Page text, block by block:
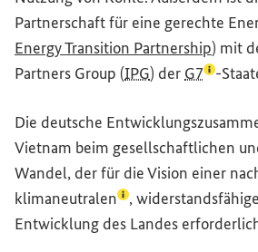
Partnerschaft für eine gerechte
Energy Transition Partnership) mit
Partners Group (IPG) der G7 -
Die deutsche
Vietnam beim gesellschaftlichen
Wandel, der für die Vision einer
klimaneutralen(Lexikon-Eintrag
,
Entwicklung des Landes